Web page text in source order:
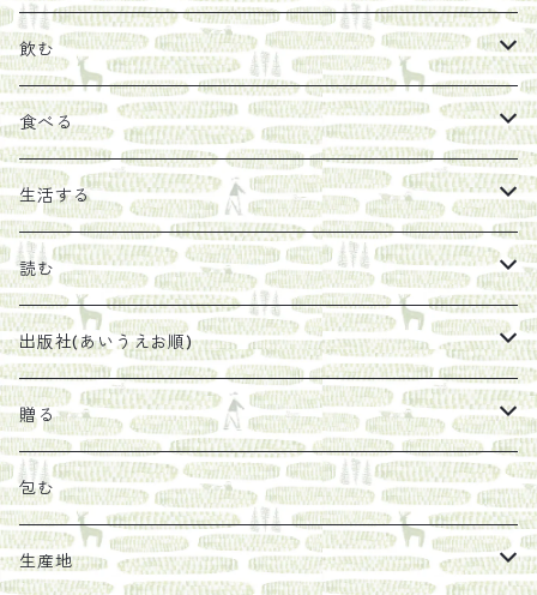
飲む
お茶
エキス
珈琲豆
太山寺珈琲焙煎室
食べる
ジャム
うめぼし
塩
オリーブオイル
その他
マスコバド糖
生活する
エコラップ
石けん
ヘチマたわし
陶器
馬目隆宏
絵
読む
刊行から時間が経ったけれど、長く売り続けたい一冊
贈り物に勧めたい絵本
紀伊半島ブックマルシェ関連本
らくだ舎出帆室の参考本など
出版社(あいうえお順)
らくだ舎出帆室
リトルプレス
mario books
海外出版社
贈る
包装
ギフトセット
包む
生産地